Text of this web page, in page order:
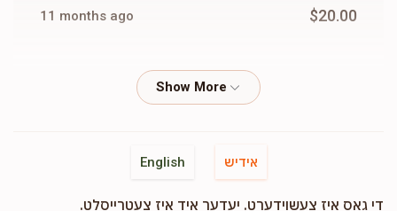
11 months ago $20.00
Moshe Neuman
Moshe Neuman
English אידיש
די גאס איז צעשוידערט. יעדער איד איז צעטרייסלט.